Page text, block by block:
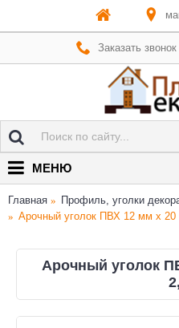
Заказать звонок
МЕНЮ
Главная
Профиль, уголки
Арочный уголок ПВХ 12 мм х
Арочный уголок